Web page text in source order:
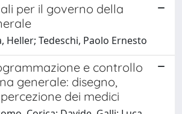
per il governo della
Heller; Tedeschi, Paolo Ernesto
e controllo
generale: disegno,
dei medici